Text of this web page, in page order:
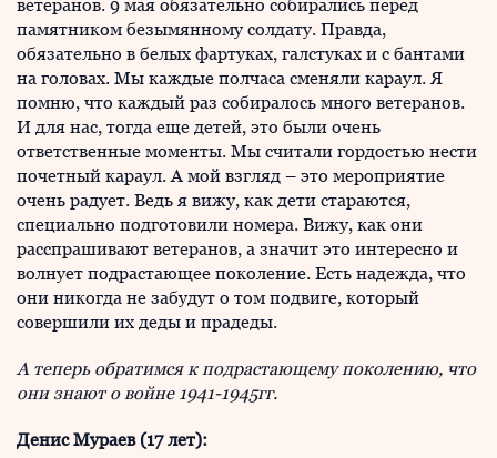
ветеранов. 9 мая обязательно собирались перед
памятником безымянному солдату. Правда,
обязательно в белых фартуках, галстуках и с бантами
на головах. Мы каждые полчаса сменяли караул. Я
помню, что каждый раз собиралось много ветеранов.
И для нас, тогда еще детей, это были очень
ответственные моменты. Мы считали гордостью нести
почетный караул. А мой взгляд – это мероприятие
очень радует. Ведь я вижу, как дети стараются,
специально подготовили номера. Вижу, как они
расспрашивают ветеранов, а значит это интересно и
волнует подрастающее поколение. Есть надежда, что
они никогда не забудут о том подвиге, который
совершили их деды и прадеды.
А теперь обратимся к подрастающему поколению, что
они знают о войне 1941-1945гг.
Денис Мураев (17 лет):